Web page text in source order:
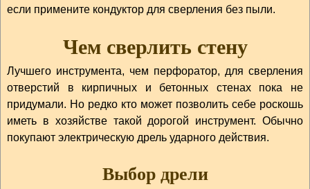
если примените кондуктор для сверления без пыли.
Чем сверлить стену
Лучшего инструмента, чем перфоратор, для сверления
отверстий в кирпичных и бетонных стенах пока не
придумали. Но редко кто может позволить себе роскошь
иметь в хозяйстве такой дорогой инструмент. Обычно
покупают электрическую дрель ударного действия.
Выбор дрели